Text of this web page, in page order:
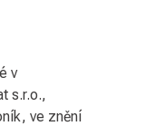
v
s.r.o.,
ve znění